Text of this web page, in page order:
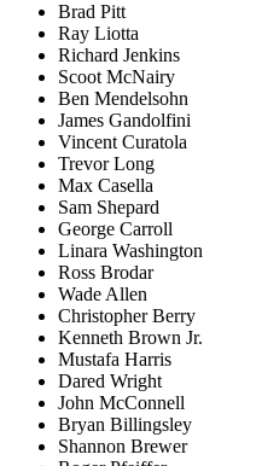
Brad Pitt
Ray Liotta
Richard Jenkins
Scoot McNairy
Ben Mendelsohn
James Gandolfini
Vincent Curatola
Trevor Long
Max Casella
Sam Shepard
George Carroll
Linara Washington
Ross Brodar
Wade Allen
Christopher Berry
Kenneth Brown Jr.
Mustafa Harris
Dared Wright
John McConnell
Bryan Billingsley
Shannon Brewer